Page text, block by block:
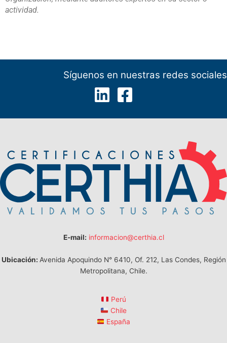
actividad.
Síguenos en nuestras redes sociales
E-mail: informacion@certhia.cl
Ubicación: Avenida Apoquindo N° 6410, Of. 212, Las Condes, Región
Metropolitana, Chile.
Perú
Chile
España